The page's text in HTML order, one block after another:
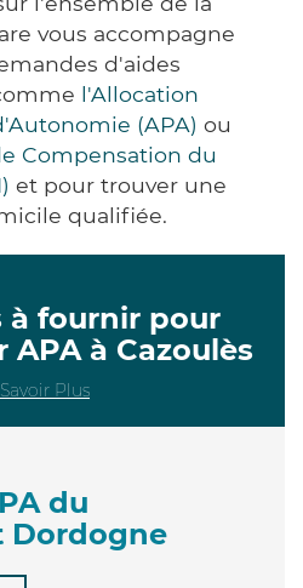
vous accompagne
d'aides
l'Allocation
(APA) ou
Compensation du
et pour trouver une
qualifiée.
à fournir pour
à Cazoulès
Plus
du
Dordogne